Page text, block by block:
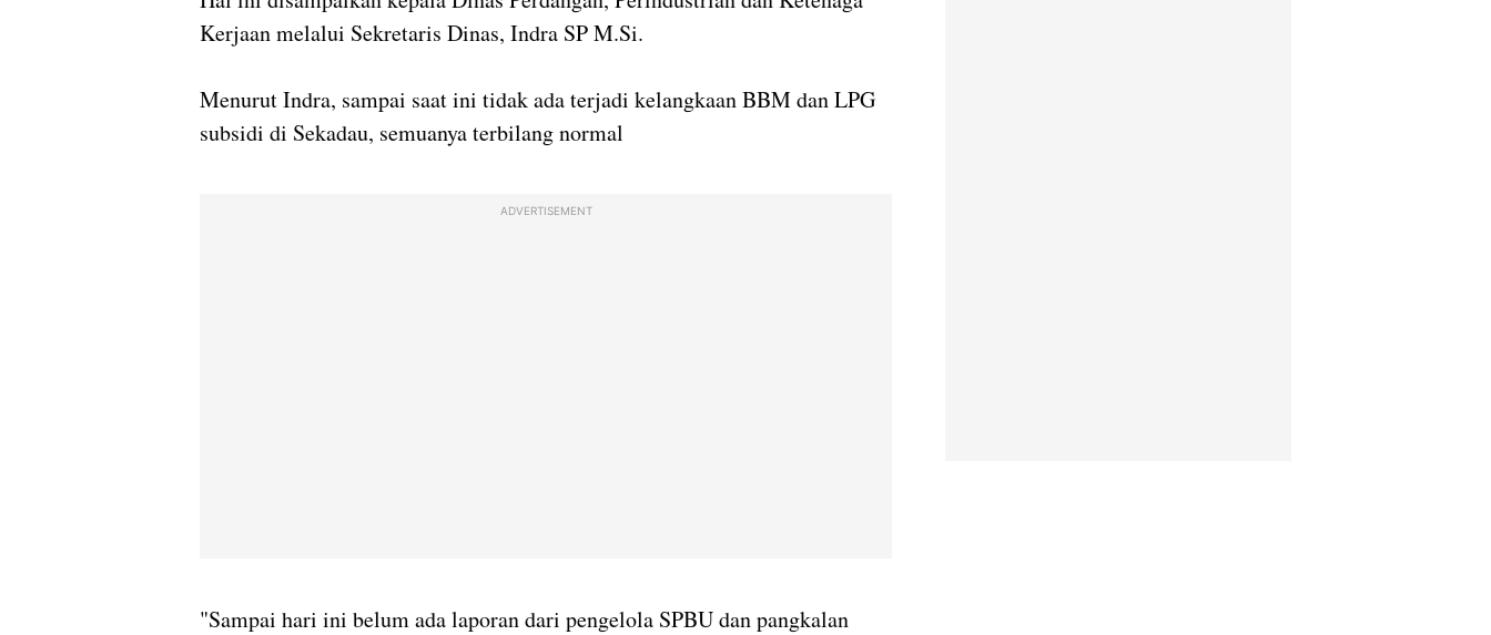
Kerjaan melalui Sekretaris Dinas, Indra SP M.Si.
Menurut Indra, sampai saat ini tidak ada terjadi kelangkaan BBM dan LPG
subsidi di Sekadau, semuanya terbilang normal
ADVERTISEMENT
"Sampai hari ini belum ada laporan dari pengelola SPBU dan pangkalan